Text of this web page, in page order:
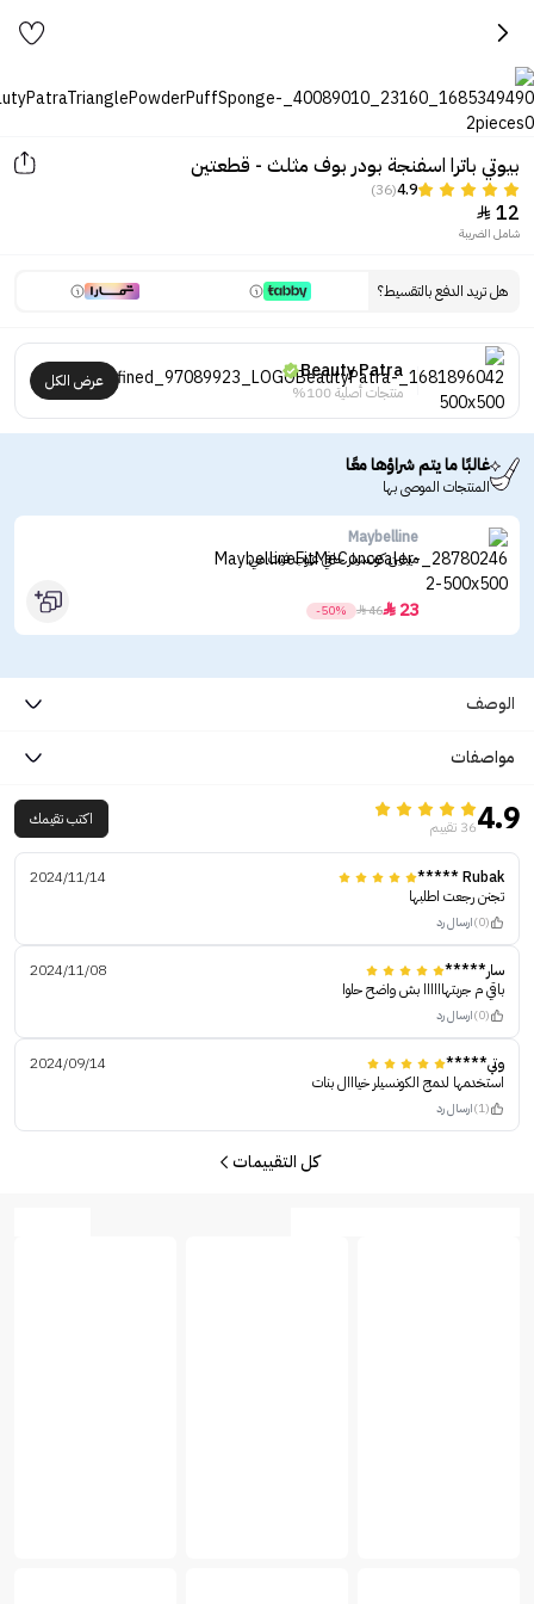
بيوتي باترا اسفنجة بودر بوف مثلث - قطعتين
4.9
(36)
12

شامل الضريبة
هل تريد الدفع بالتقسيط؟
Beauty Patra
منتجات أصلية 100%
عرض الكل
غالبًا ما يتم شراؤها معًا
المنتجات الموصى بها
Maybelline
ميبلين كونسيلر خافي عيوب فيت مي
23

46

-50%
الوصف
مواصفات
4.936 تقييم اكتب تقيمك
Rubak *****
2024/11/14
تجنن رجعت اطلبها
(0) ارسال رد
سار*****
2024/11/08
باقي م جربتهاااااا بش واضح حلوا
(0) ارسال رد
وتي*****
2024/09/14
استخدمها لدمج الكونسيلر خيااال بنات
(1) ارسال رد
كل التقييمات